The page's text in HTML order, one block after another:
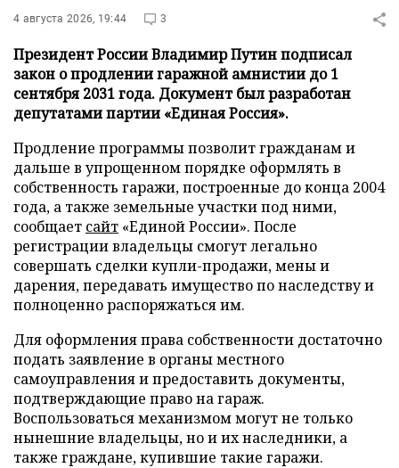
4 августа 2026, 19:44 3
Президент России Владимир Путин подписал
закон о продлении гаражной амнистии до 1
сентября 2031 года. Документ был разработан
депутатами партии «Единая Россия».
Продление программы позволит гражданам и
дальше в упрощенном порядке оформлять в
собственность гаражи, построенные до конца 2004
года, а также земельные участки под ними,
сообщает сайт «Единой России». После
регистрации владельцы смогут легально
совершать сделки купли-продажи, мены и
дарения, передавать имущество по наследству и
полноценно распоряжаться им.
Для оформления права собственности достаточно
подать заявление в органы местного
самоуправления и предоставить документы,
подтверждающие право на гараж.
Воспользоваться механизмом могут не только
нынешние владельцы, но и их наследники, а
также граждане, купившие такие гаражи.